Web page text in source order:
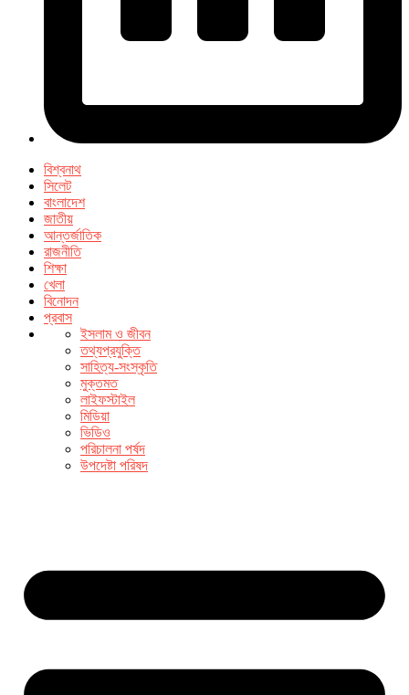
বিশ্বনাথ
সিলেট
বাংলাদেশ
জাতীয়
আন্তর্জাতিক
রাজনীতি
শিক্ষা
খেলা
বিনোদন
প্রবাস
ইসলাম ও জীবন
তথ্যপ্রযুক্তি
সাহিত্য-সংস্কৃতি
মুক্তমত
লাইফস্টাইল
মিডিয়া
ভিডিও
পরিচালনা পর্ষদ
উপদেষ্টা পরিষদ